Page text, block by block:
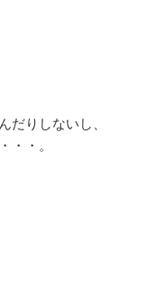
だりしないし、
・・。